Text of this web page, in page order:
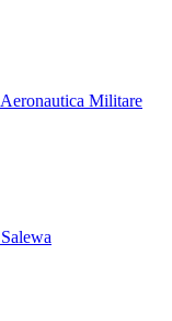
Aeronautica Militare
Salewa